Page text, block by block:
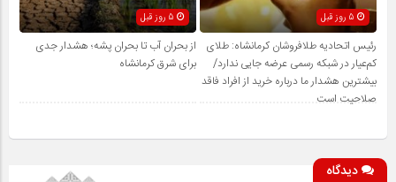
رئیس اتحادیه طلافروشان کرمانشاه: طلای
کم‌عیار در شبکه رسمی عرضه جایی ندارد/
بیشترین هشدار ما درباره خرید از افراد فاقد
صلاحیت است
از بحران آب تا بحران پشه؛ هشدار جدی
برای شرق کرمانشاه
دیدگاه